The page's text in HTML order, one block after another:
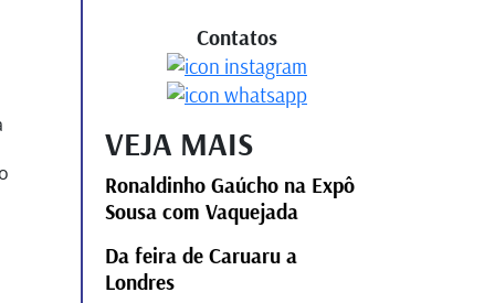
Contatos
VEJA MAIS
Ronaldinho Gaúcho na Expô
Sousa com Vaquejada
Da feira de Caruaru a
Londres